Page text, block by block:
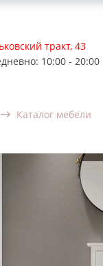
тракт, 43
10:00 - 20:00
Каталог мебели